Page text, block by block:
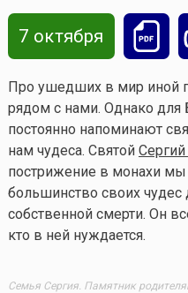
7 октября
Про ушедших в мир иной
рядом с нами. Однако
постоянно напоминают
нам чудеса. Святой
пострижение в монахи
большинство своих
собственной смерти. Он
кто в ней нуждается.
Семья Сергия. Памятник